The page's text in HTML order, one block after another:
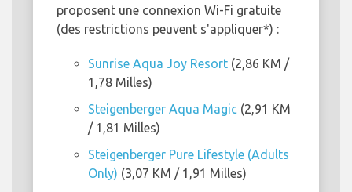
proposent une connexion Wi-Fi gratuite
(des restrictions peuvent s'appliquer*) :
Sunrise Aqua Joy Resort (2,86 KM /
1,78 Milles)
Steigenberger Aqua Magic (2,91 KM
/ 1,81 Milles)
Steigenberger Pure Lifestyle (Adults
Only) (3,07 KM / 1,91 Milles)